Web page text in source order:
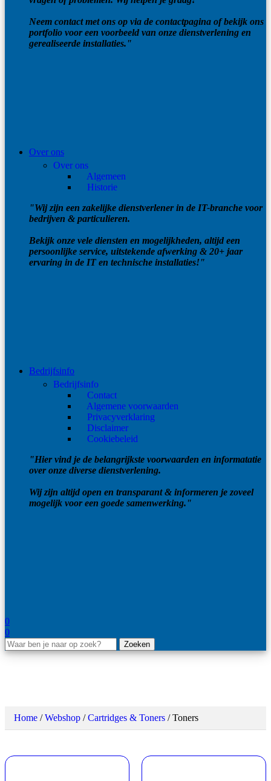
Neem contact met ons op via de contactpagina of bekijk ons
portfolio voor een voorbeeld van onze dienstverlening en
gerealiseerde installaties."
Over ons
Over ons
Algemeen
Historie
"Wij zijn een zakelijke dienstverlener in de IT-branche voor
bedrijven & particulieren.
Bekijk onze vele diensten en mogelijkheden, altijd een
persoonlijke service, uitstekende afwerking & 20+ jaar
ervaring in de IT en technische installaties!"
Bedrijfsinfo
Bedrijfsinfo
Contact
Algemene voorwaarden
Privacyverklaring
Disclaimer
Cookiebeleid
"Hier vind je de belangrijkste voorwaarden en informatatie
over onze diverse dienstverlening.
Wij zijn altijd open en transparant & informeren je zoveel
mogelijk voor een goede samenwerking."
0
0
Zoeken
Home / Webshop / Cartridges & Toners / Toners